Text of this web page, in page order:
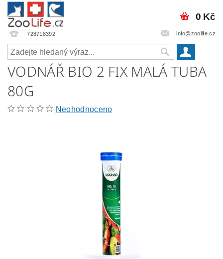
728718392 info@zoolife.cz
0 Kč
VODNÁŘ BIO 2 FIX MALÁ TUBA
80G
Neohodnoceno